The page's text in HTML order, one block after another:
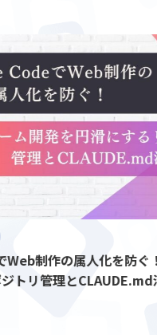
作の属人化を防ぐ！チ
管理とCLAUDE.md活用法